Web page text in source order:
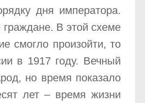
дня императора.
В этой схеме
смогло произойти, то
в 1917 году. Вечный
но время показало
лет – время жизни